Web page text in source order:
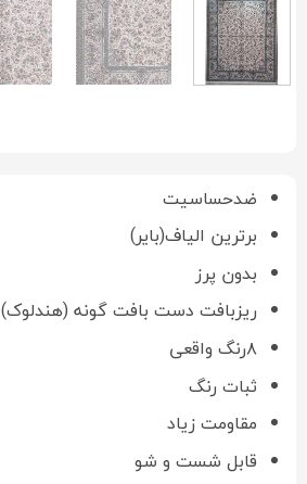
ضدحساسیت
برترین الیاف(بایر)
بدون پرز
ریزبافت دست بافت گونه (هندلوک)
۸رنگ واقعی
ثبات رنگ
مقاومت زیاد
قابل شست و شو